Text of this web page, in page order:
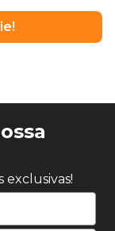
exclusivas!